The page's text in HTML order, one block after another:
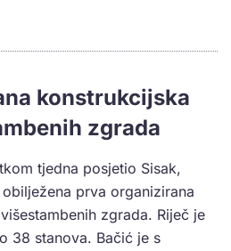
konstrukcijska
zgrada
tjedna posjetio Sisak,
prva organizirana
zgrada. Riječ je
38 stanova. Bačić je s